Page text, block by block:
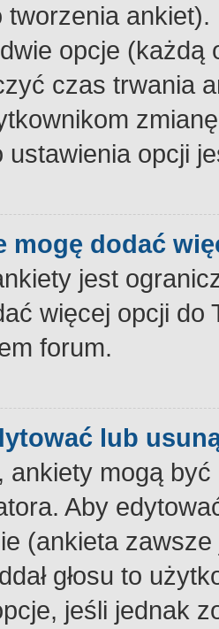
tworzenia
opcje
czas trwania
ustawienia opcji
mogę dodać
jest
więcej opcji
forum.
lub
ankiety mogą
Aby
(ankieta
głosu to
jeśli jednak